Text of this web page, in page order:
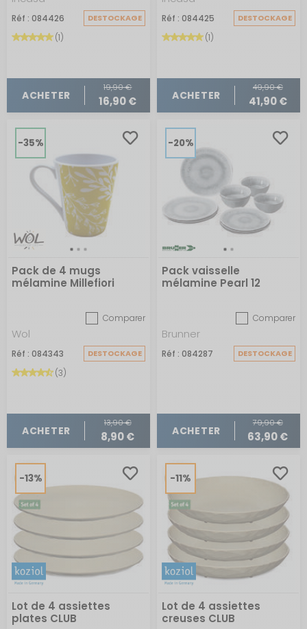
Réf : 084426 DESTOCKAGE
(1)
ACHETER
19,90 €
16,90 €
Réf : 084425 DESTOCKAGE
(1)
ACHETER
49,90 €
41,90 €
-35%
Pack de 4 mugs
mélamine Millefiori
Comparer
Wol
Réf : 084343 DESTOCKAGE
(3)
ACHETER
13,90 €
8,90 €
-20%
Pack vaisselle
mélamine Pearl 12
Comparer
Brunner
Réf : 084287 DESTOCKAGE
ACHETER
79,90 €
63,90 €
-13%
Lot de 4 assiettes
plates CLUB
-11%
Lot de 4 assiettes
creuses CLUB